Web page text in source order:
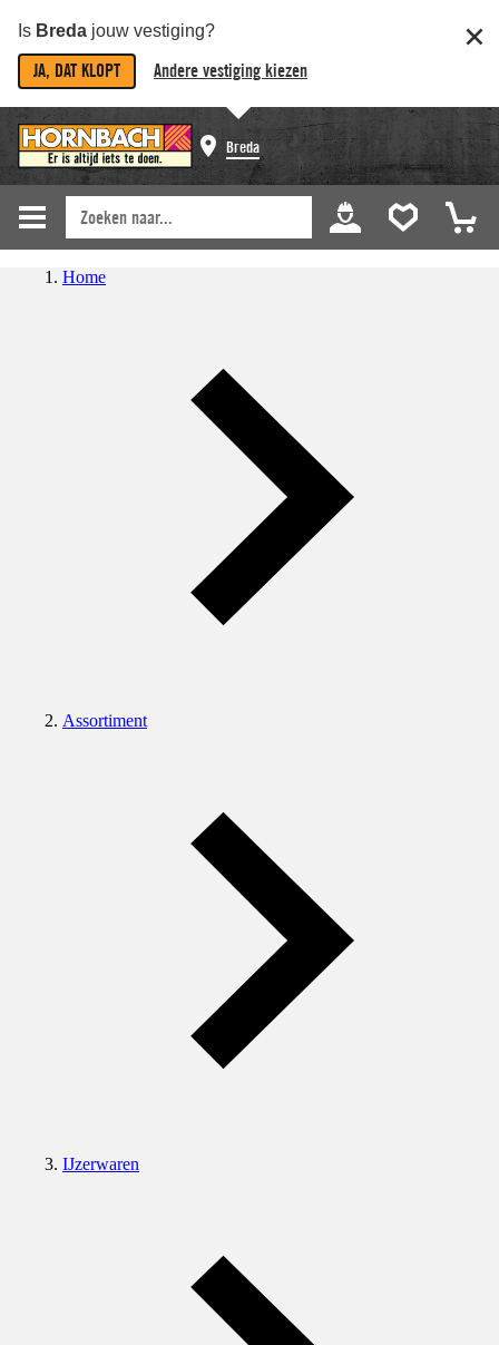
Is Breda jouw vestiging?
JA, DAT KLOPT Andere vestiging kiezen
Breda
Home
Assortiment
IJzerwaren